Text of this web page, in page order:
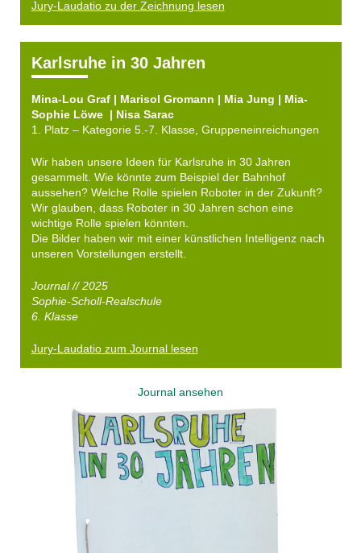
Jury-Laudatio zu der Zeichnung lesen
Karlsruhe in 30 Jahren
Mina-Lou Graf | Marisol Gromann | Mia Jung | Mia-
Sophie Löwe | Nisa Sarac
1. Platz – Kategorie 5.-7. Klasse, Gruppeneinreichungen
Wir haben unsere Ideen für Karlsruhe in 30 Jahren
gesammelt. Wie könnte zum Beispiel der Bahnhof
aussehen? Welche Rolle spielen Roboter in der Zukunft?
Wir glauben, dass Roboter in 30 Jahren schon eine
wichtige Rolle spielen könnten.
Die Bilder haben wir mit einer künstlichen Intelligenz nach
unseren Vorstellungen erstellt.
Journal // 2025
Sophie-Scholl-Realschule
6. Klasse
Jury-Laudatio zum Journal lesen
Journal ansehen